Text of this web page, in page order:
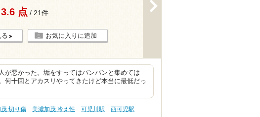
3.6 点 / 21件
お気に入りに追加
が悪かった。垢をすってはパンパンと集めては
十回とアカスリやってきたけど本当に最低だっ
切り傷 美濃加茂 冷え性 可児川駅
西可児駅